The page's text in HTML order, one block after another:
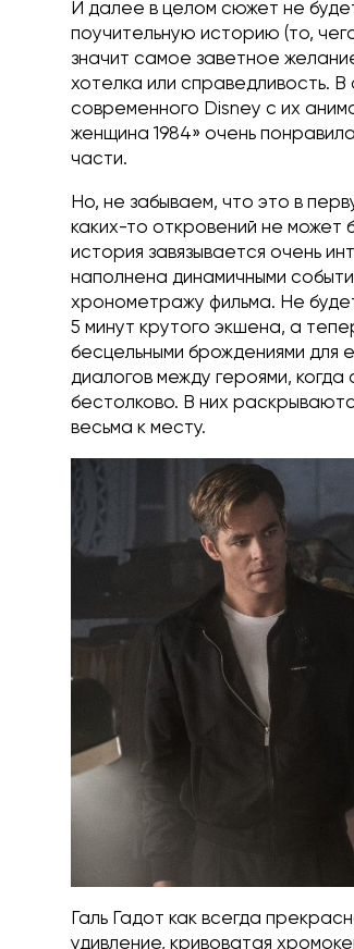
И далее в целом сюжет не
поучительную историю (то,
значит самое заветное
хотелка или справедливость.
современного Disney с их
женщина 1984» очень
части.
Но, не забываем, что это в
каких-то откровений не
история завязывается очень
наполнена динамичными
хронометражу фильма. Не
5 минут крутого экшена, а
бесцельными брождениями
диалогов между героями,
бестолково. В них
весьма к месту.
Галь Гадот как всегда
удивление, кривоватая